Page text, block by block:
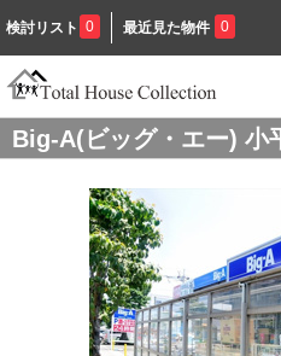
検討リスト 0 最近見た物件 0
Big-A(ビッグ・エー) 小